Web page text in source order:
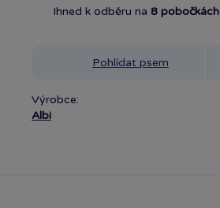
Ihned k odběru na 8 pobočkách
Pohlídat psem
Výrobce:
Albi